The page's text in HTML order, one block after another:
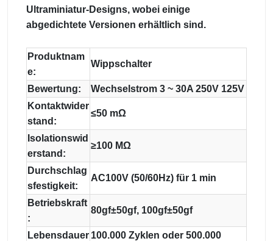
Ultraminiatur-Designs, wobei einige
abgedichtete Versionen erhältlich sind.
Produktnam
e:
Wippschalter
Bewertung:
Wechselstrom 3 ~ 30A 250V 125V
Kontaktwider
stand:
≤50 mΩ
Isolationswid
erstand:
≥100 MΩ
Durchschlag
sfestigkeit:
AC100V (50/60Hz) für 1 min
Betriebskraft
:
80gf±50gf, 100gf±50gf
Lebensdauer 100.000 Zyklen oder 500.000